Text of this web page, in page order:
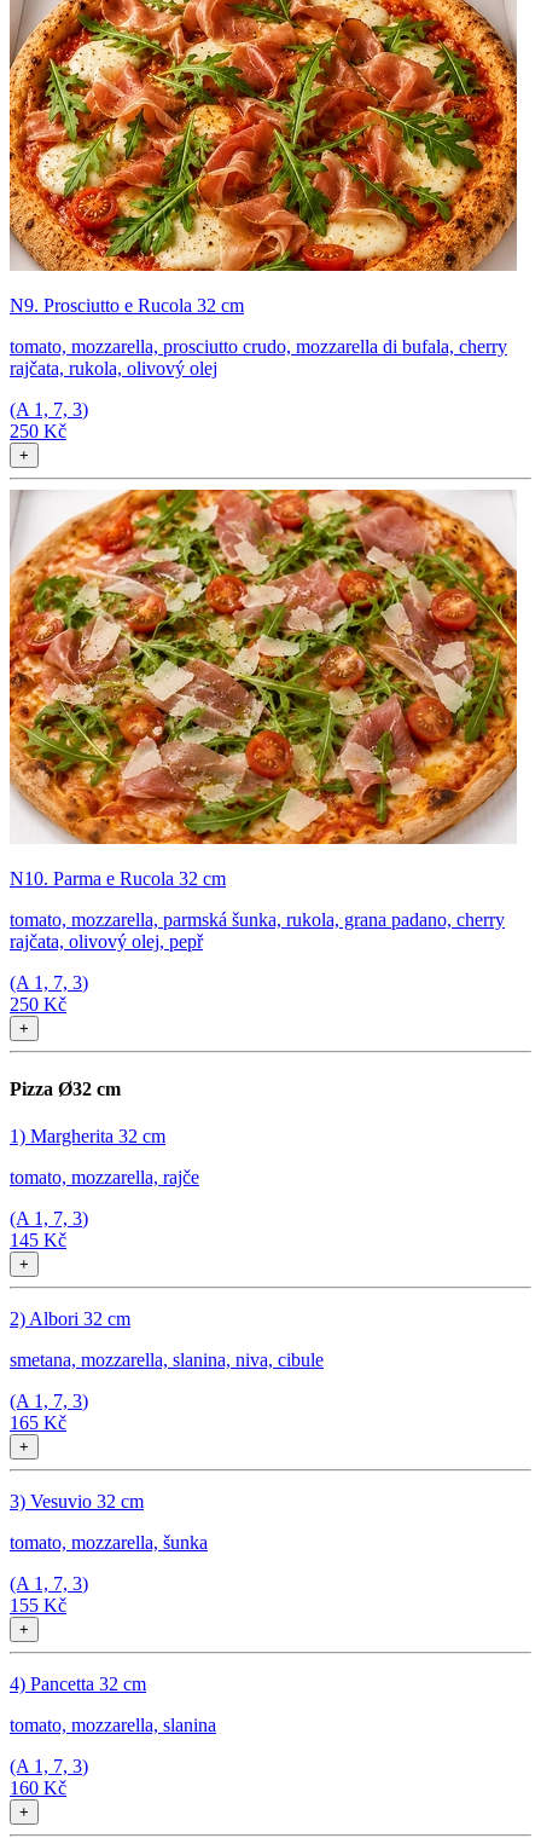
N9. Prosciutto e Rucola 32 cm
tomato, mozzarella, prosciutto crudo, mozzarella di bufala, cherry
rajčata, rukola, olivový olej
(A 1, 7, 3)
250 Kč
+
N10. Parma e Rucola 32 cm
tomato, mozzarella, parmská šunka, rukola, grana padano, cherry
rajčata, olivový olej, pepř
(A 1, 7, 3)
250 Kč
+
Pizza Ø32 cm
1) Margherita 32 cm
tomato, mozzarella, rajče
(A 1, 7, 3)
145 Kč
+
2) Albori 32 cm
smetana, mozzarella, slanina, niva, cibule
(A 1, 7, 3)
165 Kč
+
3) Vesuvio 32 cm
tomato, mozzarella, šunka
(A 1, 7, 3)
155 Kč
+
4) Pancetta 32 cm
tomato, mozzarella, slanina
(A 1, 7, 3)
160 Kč
+